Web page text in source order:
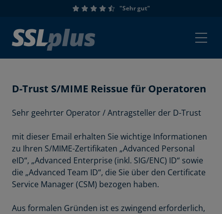
"Sehr gut"
D-Trust S/MIME Reissue für Operatoren
Sehr geehrter Operator / Antragsteller der D-Trust
mit dieser Email erhalten Sie wichtige Informationen
zu Ihren S/MIME-Zertifikaten „Advanced Personal
eID“, „Advanced Enterprise (inkl. SIG/ENC) ID“ sowie
die „Advanced Team ID“, die Sie über den Certificate
Service Manager (CSM) bezogen haben.
Aus formalen Gründen ist es zwingend erforderlich,